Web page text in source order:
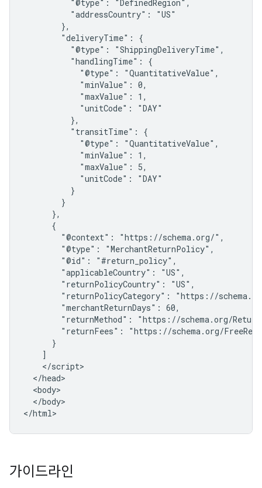
          "@type": "DefinedRegion",
          "addressCountry": "US"
        },
        "deliveryTime": {
          "@type": "ShippingDeliveryTime",
          "handlingTime": {
            "@type": "QuantitativeValue",
            "minValue": 0,
            "maxValue": 1,
            "unitCode": "DAY"
          },
          "transitTime": {
            "@type": "QuantitativeValue",
            "minValue": 1,
            "maxValue": 5,
            "unitCode": "DAY"
          }
        }
      },
      {
        "@context": "https://schema.org/",
        "@type": "MerchantReturnPolicy",
        "@id": "#return_policy",
        "applicableCountry": "US",
        "returnPolicyCountry": "US",
"returnPolicyCategory": "https://
        "merchantReturnDays": 60,
"returnMethod": "https://schema.org/
"returnFees": "https://schema.org/
      }
    ]
    </script>
  </head>
  <body>
  </body>
</html>
가이드라인